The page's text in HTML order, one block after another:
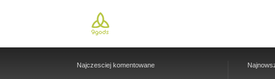
Najczesciej komentowane